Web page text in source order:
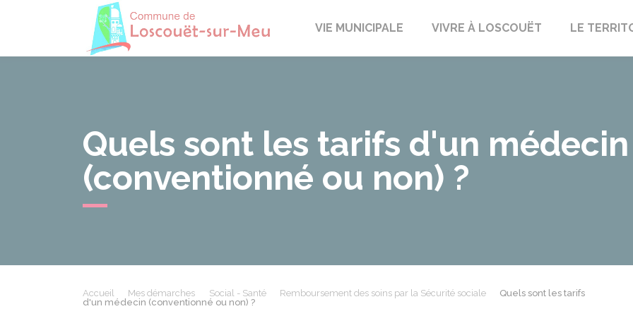
Loscouët-sur-Meu
VIE MUNICIPALE VIVRE À LOSCOUËT LE
Quels sont les tarifs d'un médecin
(conventionné ou non) ?
Accueil Mes démarches Social - Santé Remboursement des soins par la Sécurité sociale
Quels sont les tarifs
d'un médecin (conventionné ou non) ?